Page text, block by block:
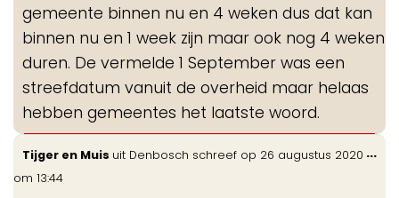
gemeente binnen nu en 4 weken dus dat kan
binnen nu en 1 week zijn maar ook nog 4 weken
duren. De vermelde 1 September was een
streefdatum vanuit de overheid maar helaas
hebben gemeentes het laatste woord.
Tijger en Muis uit Denbosch schreef op 26 augustus 2020
om 13:44
...